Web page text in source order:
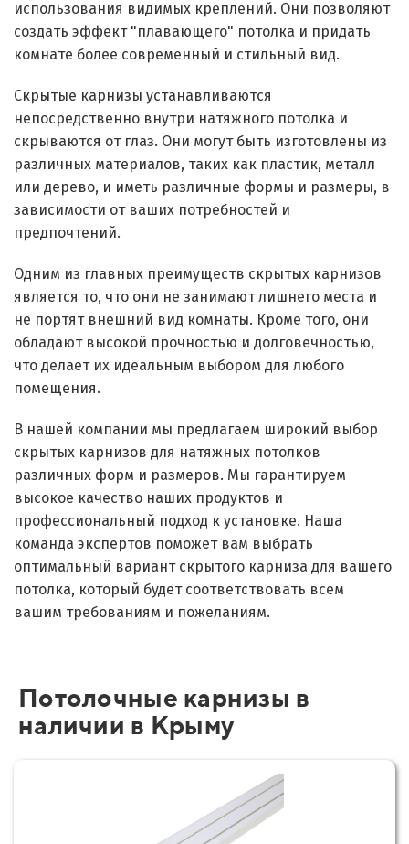
использования видимых креплений. Они позволяют
создать эффект "плавающего" потолка и придать
комнате более современный и стильный вид.
Скрытые карнизы устанавливаются
непосредственно внутри натяжного потолка и
скрываются от глаз. Они могут быть изготовлены из
различных материалов, таких как пластик, металл
или дерево, и иметь различные формы и размеры, в
зависимости от ваших потребностей и
предпочтений.
Одним из главных преимуществ скрытых карнизов
является то, что они не занимают лишнего места и
не портят внешний вид комнаты. Кроме того, они
обладают высокой прочностью и долговечностью,
что делает их идеальным выбором для любого
помещения.
В нашей компании мы предлагаем широкий выбор
скрытых карнизов для натяжных потолков
различных форм и размеров. Мы гарантируем
высокое качество наших продуктов и
профессиональный подход к установке. Наша
команда экспертов поможет вам выбрать
оптимальный вариант скрытого карниза для вашего
потолка, который будет соответствовать всем
вашим требованиям и пожеланиям.
Потолочные карнизы в
наличии в Крыму